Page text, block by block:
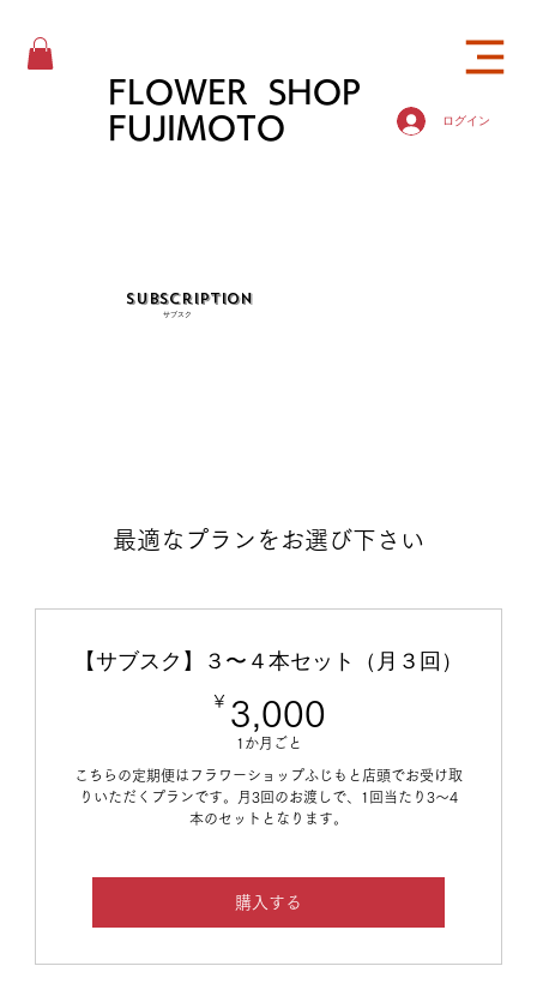
FLOWER SHOP
FUJIMOTO
ログイン
最適なプランをお選び下さい
【サブスク】３〜４本セット（月３回）
￥ 3,000
1か月ごと
こちらの定期便はフラワーショップふじもと店頭でお受け取
りいただくプランです。月3回のお渡しで、1回当たり3～4
本のセットとなります。
購入する
Subscription
サブスク